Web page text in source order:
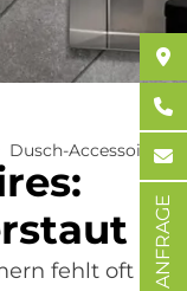
Dusch-Accessoires
fehlt oft
ANFRAGE